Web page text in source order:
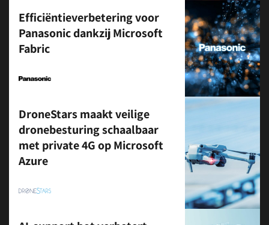
Efficiëntieverbetering voor
Panasonic dankzij Microsoft
Fabric
DroneStars maakt veilige
dronebesturing schaalbaar
met private 4G op Microsoft
Azure